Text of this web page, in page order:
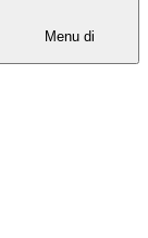
Menu di